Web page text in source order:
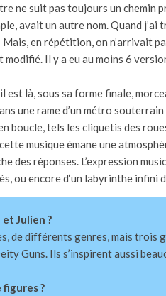
ne suit pas toujours un chemin
avait un autre nom. Quand j’ai
Mais, en répétition, on n’arrivait
Il y a eu au moins 6
là, sous sa forme finale,
une rame d’un métro souterrain
boucle, tels les cliquetis des
musique émane une
des réponses. L’expression
ou encore d‘un labyrinthe infini
Julien ?
de différents genres, mais trois
Guns. Ils s’inspirent aussi
?